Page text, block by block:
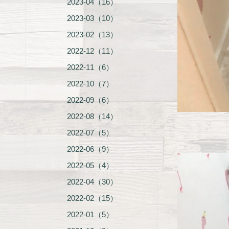
2023-04（16）
2023-03（10）
2023-02（13）
2022-12（11）
2022-11（6）
2022-10（7）
2022-09（6）
2022-08（14）
2022-07（5）
2022-06（9）
2022-05（4）
2022-04（30）
2022-02（15）
2022-01（5）